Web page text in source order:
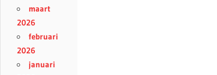
maart
2026
februari
2026
januari